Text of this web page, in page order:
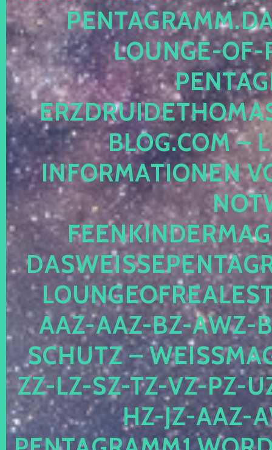
OUNGE-OF-
LOG.COM –
NFORMATIONEN
AZ-AAZ-BZ-AWZ-
CHUTZ –
-LZ-SZ-TZ-VZ-PZ-UZ-
-JZ-AAZ-